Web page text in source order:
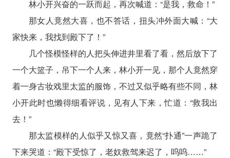
林小开兴奋的一跃而起，再次喊道：“是我，救命！”
那女人竟然大喜，也不答话，扭头冲外面大喊：“大
家快来，我找到殿下了！”
几个怪模怪样的人把头伸进井里看了看，然后放下了
一个大篮子，吊下一个人来，林小开一见，那个人竟然穿
着一身古妆戏里太监的服饰，不过又似乎略有些不同，林
小开此时也懒得细看评说，见有人下来，忙道：“救我出
去！”
那太监模样的人似乎又惊又喜，竟然“扑通”一声跪了
下来哭道：“殿下受惊了，老奴救驾来迟了，呜呜……”